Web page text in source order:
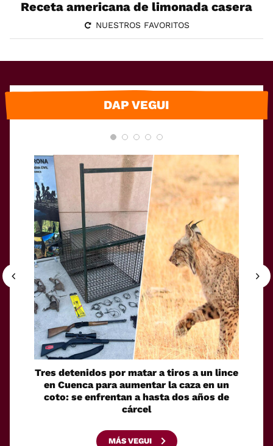
Receta americana de limonada casera
NUESTROS FAVORITOS
DAP VEGUI
Tres detenidos por matar a tiros a un lince
en Cuenca para aumentar la caza en un
coto: se enfrentan a hasta dos años de
cárcel
MÁS VEGUI